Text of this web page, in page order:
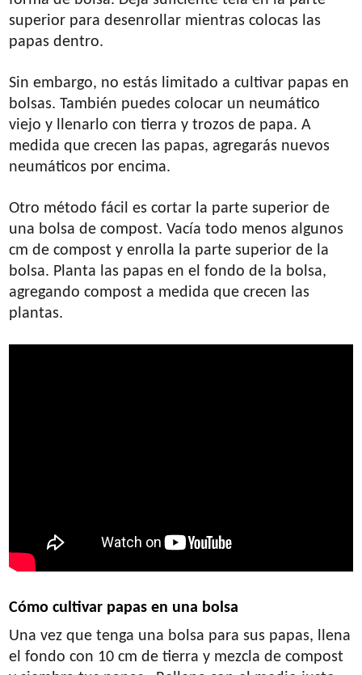
superior para desenrollar mientras colocas las
papas dentro.
Sin embargo, no estás limitado a cultivar papas en
bolsas. También puedes colocar un neumático
viejo y llenarlo con tierra y trozos de papa. A
medida que crecen las papas, agregarás nuevos
neumáticos por encima.
Otro método fácil es cortar la parte superior de
una bolsa de compost. Vacía todo menos algunos
cm de compost y enrolla la parte superior de la
bolsa. Planta las papas en el fondo de la bolsa,
agregando compost a medida que crecen las
plantas.
Cómo cultivar papas en una bolsa
Una vez que tenga una bolsa para sus papas, llena
el fondo con 10 cm de tierra y mezcla de compost